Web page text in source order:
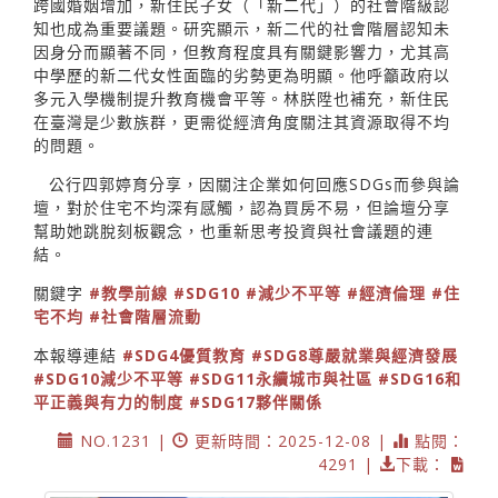
跨國婚姻增加，新住民子女（「新二代」）的社會階級認
知也成為重要議題。研究顯示，新二代的社會階層認知未
因身分而顯著不同，但教育程度具有關鍵影響力，尤其高
中學歷的新二代女性面臨的劣勢更為明顯。他呼籲政府以
多元入學機制提升教育機會平等。林朕陞也補充，新住民
在臺灣是少數族群，更需從經濟角度關注其資源取得不均
的問題。
公行四郭婷育分享，因關注企業如何回應SDGs而參與論
壇，對於住宅不均深有感觸，認為買房不易，但論壇分享
幫助她跳脫刻板觀念，也重新思考投資與社會議題的連
結。
關鍵字 #教學前線 #SDG10 #減少不平等 #經濟倫理 #住
宅不均 #社會階層流動
本報導連結 #SDG4優質教育 #SDG8尊嚴就業與經濟發展
#SDG10減少不平等 #SDG11永續城市與社區 #SDG16和
平正義與有力的制度 #SDG17夥伴關係
NO.1231 |
更新時間：2025-12-08 |
點閱：
4291 |
下載：